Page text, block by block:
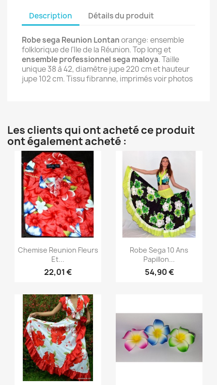
Description Détails du produit
Robe sega Reunion Lontanorange: ensemble
folklorique de l'Ile de la Réunion. Top long et
ensemble professionnel sega maloya. Taille
unique 38 à 42, diamètre jupe 220 cm et hauteur
jupe 102 cm.Tissu fibranne, imprimés voir photos
Les clients qui ont acheté ce produit
ont également acheté :
Aperçu rapide
Chemise Reunion Fleurs
Et...
22,01 €
Aperçu rapide
Robe Sega 10 Ans
Papillon...
54,90 €